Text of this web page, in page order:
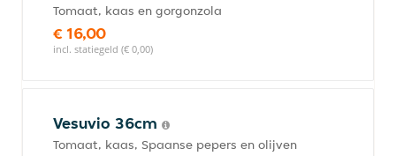
Tomaat, kaas en gorgonzola
€ 16,00
incl. statiegeld (€ 0,00)
Vesuvio 36cm
Tomaat, kaas, Spaanse pepers en olijven